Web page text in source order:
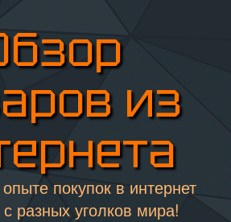
из
покупок в интернет
разных уголков мира!